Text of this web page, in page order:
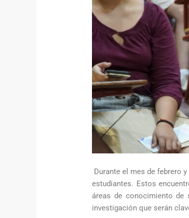
Durante el mes de febrero
estudiantes. Estos
áreas de conocimiento
investigación que serán